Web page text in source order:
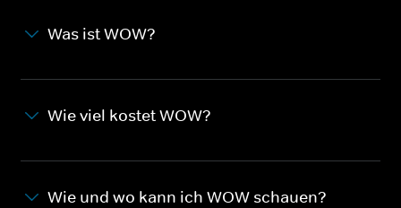
Was ist WOW?
Wie viel kostet WOW?
Wie und wo kann ich WOW schauen?